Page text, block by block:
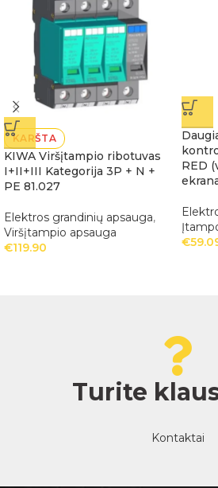
KARŠTA
KIWA Viršįtampio ribotuvas
I+II+III Kategorija 3P + N +
PE 81.027
Elektros grandinių apsauga,
Viršįtampio apsauga
€119.90
RED
€
Turite
Kontaktai